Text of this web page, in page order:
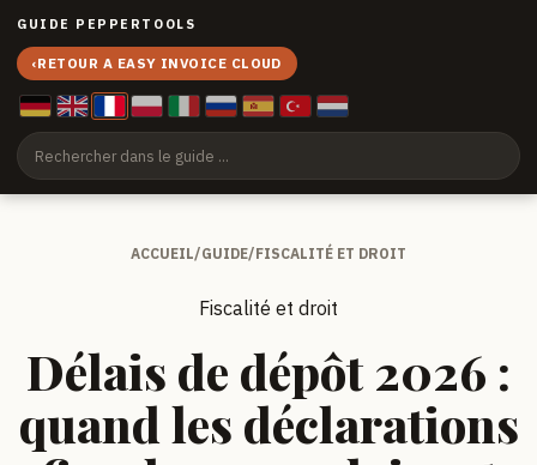
GUIDE PEPPERTOOLS
‹RETOUR A EASY INVOICE CLOUD
ACCUEIL/GUIDE/FISCALITÉ ET DROIT
Fiscalité et droit
Délais de dépôt 2026 :
quand les déclarations